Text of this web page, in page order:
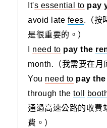
It's essential to pay
avoid late fees.（按
是很重要的。）
need to pay the
month.（我需要在月
You need to pay the
through the toll
通過高速公路的收費
費。）